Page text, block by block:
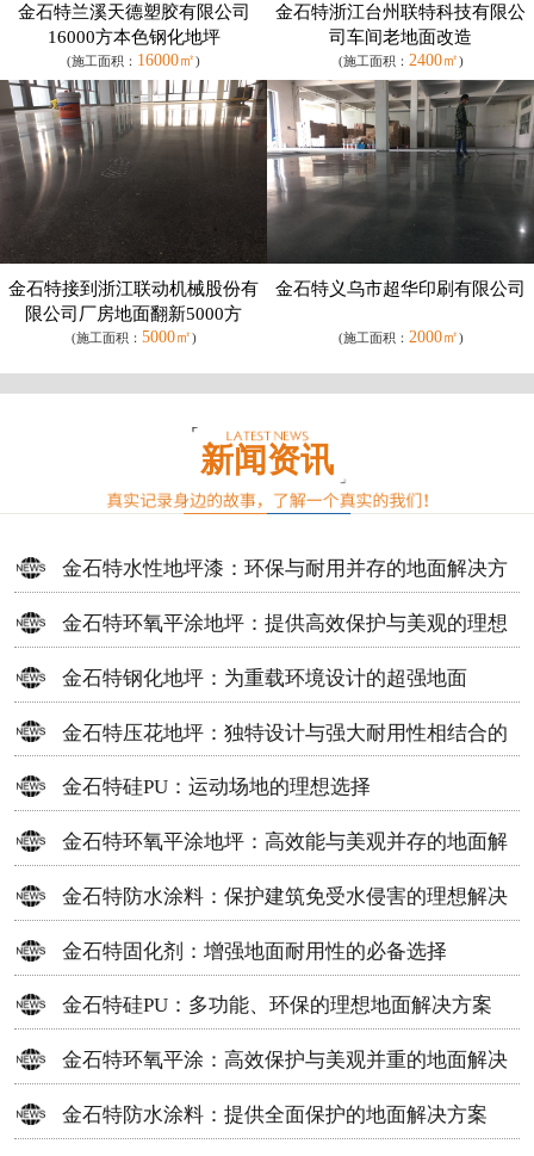
金石特兰溪天德塑胶有限公司
16000方本色钢化地坪
(施工面积： 16000㎡)
金石特浙江台州联特科技有限公
司车间老地面改造
(施工面积： 2400㎡)
金石特接到浙江联动机械股份有
限公司厂房地面翻新5000方
(施工面积： 5000㎡)
金石特义乌市超华印刷有限公司
(施工面积： 2000㎡)
新闻资讯
金石特水性地坪漆：环保与耐用并存的地面解决方
案
金石特环氧平涂地坪：提供高效保护与美观的理想
选择
金石特钢化地坪：为重载环境设计的超强地面
金石特压花地坪：独特设计与强大耐用性相结合的
地面材料
金石特硅PU：运动场地的理想选择
金石特环氧平涂地坪：高效能与美观并存的地面解
决方案
金石特防水涂料：保护建筑免受水侵害的理想解决
方案
金石特固化剂：增强地面耐用性的必备选择
金石特硅PU：多功能、环保的理想地面解决方案
金石特环氧平涂：高效保护与美观并重的地面解决
方案
金石特防水涂料：提供全面保护的地面解决方案